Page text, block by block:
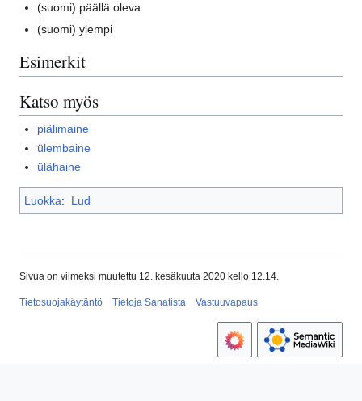
(suomi) päällä oleva
(suomi)ylempi
Esimerkit
Katso myös
piälimaine
ülembaine
ülähaine
Luokka: Lud
Sivua on viimeksi muutettu 12. kesäkuuta 2020 kello 12.14.
Tietosuojakäytäntö Tietoja Sanatista Vastuuvapaus